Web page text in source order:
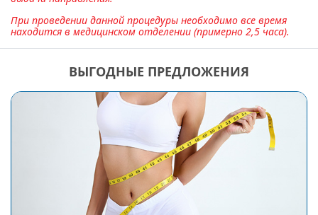
При проведении данной процедуры необходимо все время
находится в медицинском отделении (примерно 2,5 часа).
ВЫГОДНЫЕ ПРЕДЛОЖЕНИЯ